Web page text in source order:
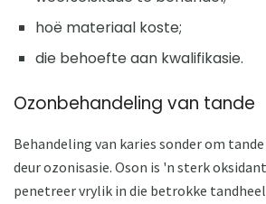
hoë materiaal koste;
die behoefte aan kwalifikasie.
Ozonbehandeling van tande
Behandeling van karies sonder om
deur ozonisasie. Oson is 'n sterk
penetreer vrylik in die betrokke